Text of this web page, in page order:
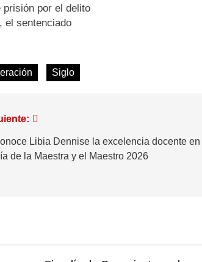
prisión por el delito
el sentenciado
Siglo
Libia Dennise la excelencia docente en
de la Maestra y el Maestro 2026